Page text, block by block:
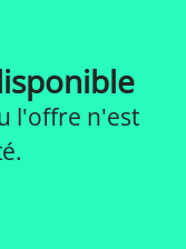
l'offre n'est